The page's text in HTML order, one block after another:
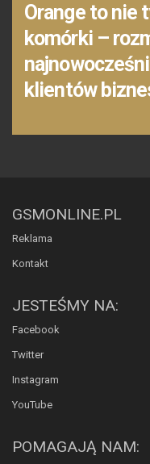
Orange to nie
komórki –
klientów
GSMONLINE.PL
Reklama
Kontakt
JESTEŚMY NA:
Facebook
Twitter
Instagram
YouTube
POMAGAJĄ NAM: